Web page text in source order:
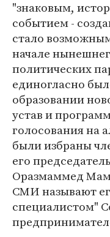
"знаковым,
событием -
стало
начале
политических
единогласно
образовании
устав и
голосования на
были избраны
его
Оразмаммед
СМИ называют
специалистом"